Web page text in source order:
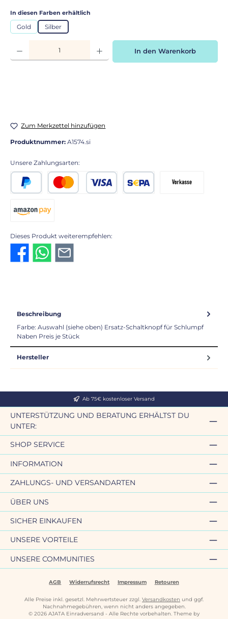
In diesen Farben erhältlich
Gold Silber
Produkt Anzahl: Gib den gewünschten Wert ein oder benutze die
In den Warenkorb
Zum Merkzettel hinzufügen
Produktnummer: A1574.si
Unsere Zahlungsarten:
Dieses Produkt weiterempfehlen:
Beschreibung
Farbe: Auswahl (siehe oben) Ersatz-Schaltknopf für Schlumpf
Naben Preis je Stück
Hersteller
Ab 75€ kostenloser Versand
UNTERSTÜTZUNG UND BERATUNG ERHÄLTST DU
UNTER:
SHOP SERVICE
INFORMATION
ZAHLUNGS- UND VERSANDARTEN
ÜBER UNS
SICHER EINKAUFEN
UNSERE VORTEILE
UNSERE COMMUNITIES
AGB Widerrufsrecht Impressum Retouren
Alle Preise inkl. gesetzl. Mehrwertsteuer zzgl. Versandkosten und ggf.
Nachnahmegebühren, wenn nicht anders angegeben.
© 2026 AJATA Einradversand - Alle Rechte vorbehalten. Theme by